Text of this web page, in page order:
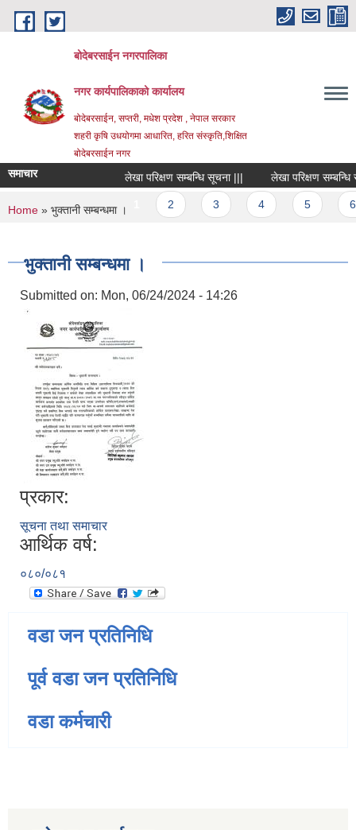
Skip to main content
बोदेबरसाईन नगरपालिका
नगर कार्यपालिकाको कार्यालय
बोदेबरसाईन, सप्तरी, मधेश प्रदेश , नेपाल सरकार
शहरी कृषि उधयोगमा आधारित, हरित संस्कृति,शिक्षित
बोदेबरसाईन नगर
समाचार लेखा परिक्षण सम्बन्धि सूचना ||| लेखा परिक्षण सम्बन्धि
Pages
1
You are here
Home » भुक्तानी सम्बन्धमा ।
भुक्तानी सम्बन्धमा ।
Submitted on: Mon, 06/24/2024 - 14:26
प्रकार:
सूचना तथा समाचार
आर्थिक वर्ष:
०८०/०८१
वडा जन प्रतिनिधि
पूर्व वडा जन प्रतिनिधि
वडा कर्मचारी